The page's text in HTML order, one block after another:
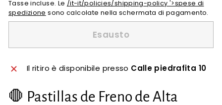
Tasse incluse. Le /it-it/policies/shipping-policy '>spese di
spedizione sono calcolate nella schermata di pagamento.
Esausto
Il ritiro è disponibile presso Calle piedrafita 10
🛑 Pastillas de Freno de Alta